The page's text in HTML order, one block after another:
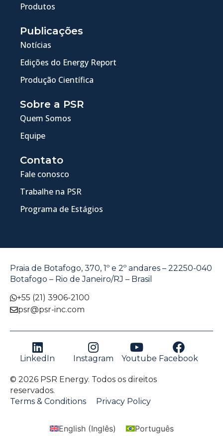
Produtos
Publicações
Notícias
Edições do Energy Report
Produção Científica
Sobre a PSR
Quem Somos
Equipe
Contato
Fale conosco
Trabalhe na PSR
Programa de Estágios
Praia de Botafogo, 370, 1º e 2º andares – 22250-040
Botafogo – Rio de Janeiro/RJ – Brasil
+55 (21) 3906-2100
psr@psr-inc.com
LinkedIn Instagram Youtube Facebook
© 2026 PSR Energy. Todos os direitos
reservados.
Terms & Conditions
Privacy Policy
English(Inglês) Português